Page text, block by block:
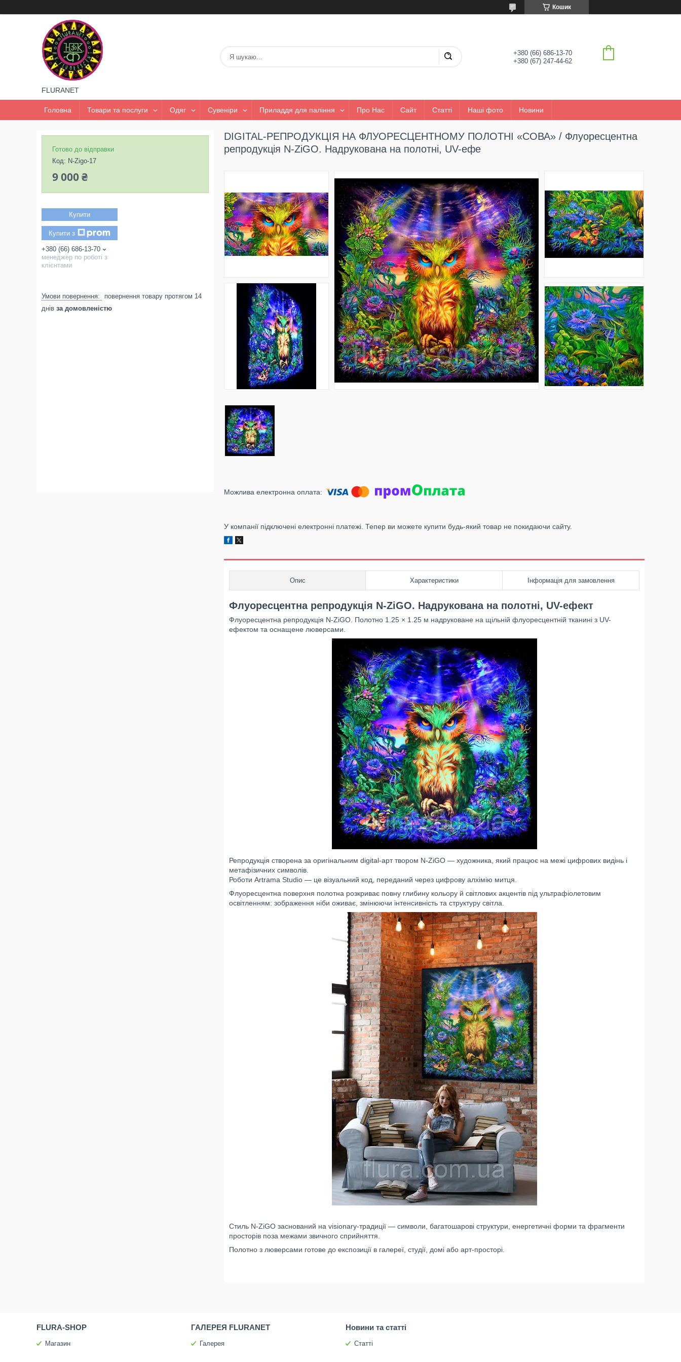
Кошик
FLURANET
+380 (66) 686-13-70
+380 (67) 247-44-62
Головна Товари та послуги Одяг Сувеніри Приладдя для паління Про Нас Сайт Статті Наші фото Новини
DIGITAL-РЕПРОДУКЦІЯ НА ФЛУОРЕСЦЕНТНОМУ ПОЛОТНІ «СОВА» / Флуоресцентна
репродукція N-ZiGO. Надрукована на полотні, UV-ефе
У компанії підключені електронні платежі. Тепер ви можете купити будь-який товар не покидаючи сайту.
Опис Характеристики Інформація для замовлення
Флуоресцентна репродукція N-ZiGO. Надрукована на полотні, UV-ефект
Флуоресцентна репродукція N-ZiGO. Полотно 1.25 × 1.25 м надруковане на щільній флуоресцентній тканині з UV-
ефектом та оснащене люверсами.
Репродукція створена за оригінальним digital-арт твором N-ZiGO — художника, який працює на межі цифрових видінь і
метафізичних символів.
Роботи Artrama Studio — це візуальний код, переданий через цифрову алхімію митця.
Флуоресцентна поверхня полотна розкриває повну глибину кольору й світлових акцентів під ультрафіолетовим
освітленням: зображення ніби оживає, змінюючи інтенсивність та структуру світла.
Стиль N-ZiGO заснований на visionary-традиції — символи, багатошарові структури, енергетичні форми та фрагменти
просторів поза межами звичного сприйняття.
Полотно з люверсами готове до експозиції в галереї, студії, домі або арт-просторі.
Готово до відправки
Код: N-Zigo-17
9 000 ₴
Купити
Купити з
+380 (66) 686-13-70
менеджер по роботі з
клієнтами
повернення товару протягом 14
днів за домовленістю
FLURA-SHOP
Магазин
ГАЛЕРЕЯ FLURANET
Галерея
Новини та статті
Статті